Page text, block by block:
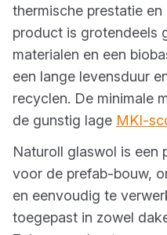
thermische prestatie
product is grotendeels
materialen en een
een lange levensduur
recyclen. De minimale
de gunstig lage MKI-
Naturoll glaswol is een
voor de prefab-bouw,
en eenvoudig te
toegepast in zowel